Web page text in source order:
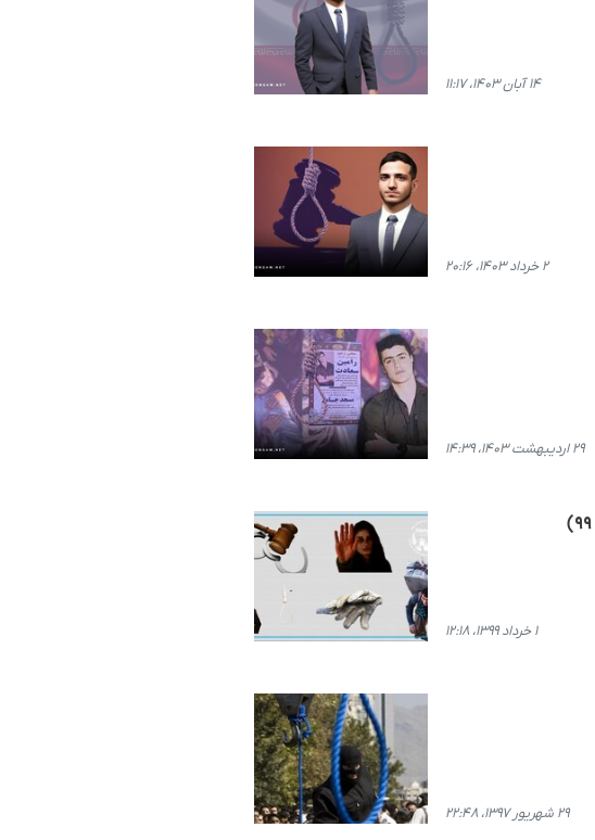
۱۴ آبان ۱۴۰۳، ۱۱:۱۷
۲ خرداد ۱۴۰۳، ۲۰:۱۶
۲۹ اردیبهشت ۱۴۰۳، ۱۴:۳۹
۱ خرداد ۱۳۹۹، ۱۲:۱۸
۲۹ شهریور ۱۳۹۷، ۲۲:۴۸